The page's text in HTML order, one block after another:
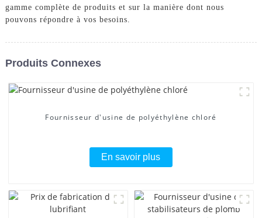
gamme complète de produits et sur la manière dont nous
pouvons répondre à vos besoins.
Produits Connexes
Fournisseur d'usine de polyéthylène chloré
En savoir plus